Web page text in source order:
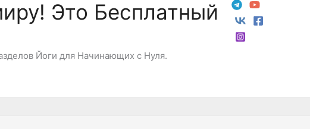
Это Бесплатный
Йоги для Начинающих с Нуля.